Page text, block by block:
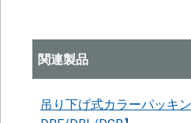
関連製品
吊り下げ式カラーパッキ